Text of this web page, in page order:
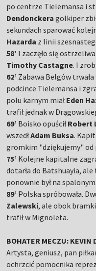
po centrze Tielemansa i
Dendonckera golkiper
sekundach sparować
Hazarda z linii
58’ I zaczęło się
Timothy Castagne. I
62’ Zabawa Belgów
podcince Tielemansa i
polu karnym miałEden
trafił jednak w
69’ Boisko opuściłRobert
wszedłAdam Buksa.
gromkim "dziękujemy" od
75’ Kolejne kapitalne
dotarła do Batshuayia, ale
ponownie był na spalonym.
89’ Polska spróbowała.
Zalewski, ale obok
trafił w Mignoleta.
BOHATER MECZU: KEVIN
Artysta, geniusz, pan
ochrzcić pomocnika